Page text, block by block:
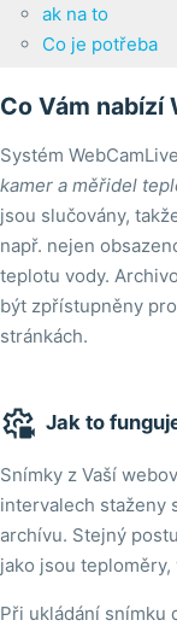
ak na to
Co je potřeba
Co Vám nabízí
Systém
kamer a měřidel
jsou slučovány,
např. nejen
teplotu vody.
být zpřístupněny
stránkách.
 Jak to
Snímky z Vaší
intervalech staženy
archívu. Stejný
jako jsou
Při ukládání snímku